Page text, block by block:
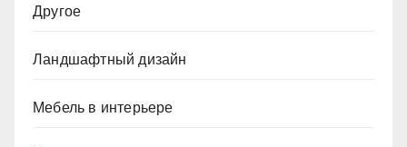
Другое
Ландшафтный дизайн
Мебель в интерьере